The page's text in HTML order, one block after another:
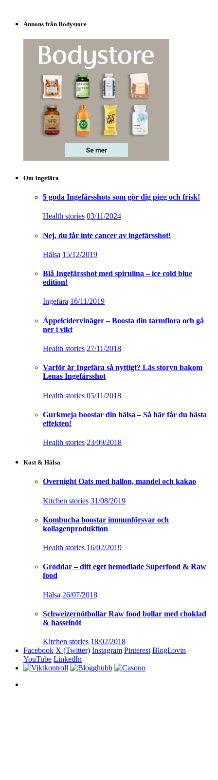
Annons från Bodystore
Om Ingefära
5 goda Ingefärsshots som gör dig pigg och frisk!
Health stories 03/11/2024
Nej, du får inte cancer av ingefärsshot!
Hälsa 15/12/2019
Blå Ingefärsshot med spirulina – ice cold blue
edition!
Ingefära 16/11/2019
Äppelcidervinäger – Boosta din tarmflora och gå
ner i vikt
Health stories 27/11/2018
Varför är Ingefära så nyttigt? Läs storyn bakom
Lenas Ingefärsshot
Health stories 05/11/2018
Gurkmeja boostar din hälsa – Så här får du bästa
effekten!
Health stories 23/09/2018
Kost & Hälsa
Overnight Oats med hallon, mandel och kakao
Kitchen stories 31/08/2019
Kombucha boostar immunförsvar och
kollagenproduktion
Health stories 16/02/2019
Groddar – ditt eget hemodlade Superfood & Raw
food
Hälsa 26/07/2018
Schweizernötbollar Raw food bollar med choklad
& hasselnöt
Kitchen stories 18/02/2018
Facebook X (Twitter) Instagram Pinterest BlogLovin
YouTube LinkedIn